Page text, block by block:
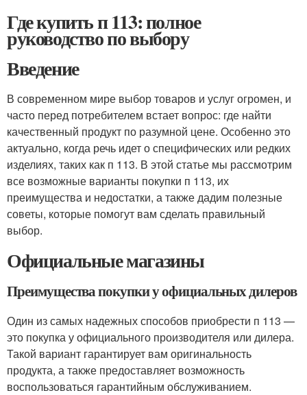
Где купить п 113: полное
руководство по выбору
Введение
В современном мире выбор товаров и услуг огромен, и
часто перед потребителем встает вопрос: где найти
качественный продукт по разумной цене. Особенно это
актуально, когда речь идет о специфических или редких
изделиях, таких как п 113. В этой статье мы рассмотрим
все возможные варианты покупки п 113, их
преимущества и недостатки, а также дадим полезные
советы, которые помогут вам сделать правильный
выбор.
Официальные магазины
Преимущества покупки у официальных дилеров
Один из самых надежных способов приобрести п 113 —
это покупка у официального производителя или дилера.
Такой вариант гарантирует вам оригинальность
продукта, а также предоставляет возможность
воспользоваться гарантийным обслуживанием.